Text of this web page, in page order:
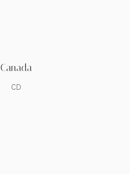
Canada
CD